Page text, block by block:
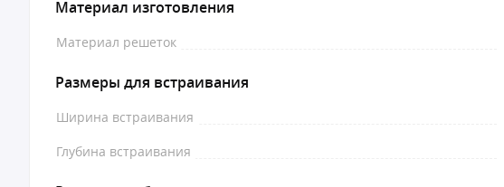
Материал изготовления
Материал решеток
Размеры для встраивания
Ширина встраивания
Глубина встраивания